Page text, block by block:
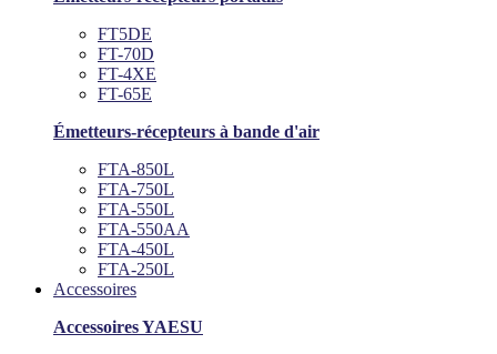
FT5DE
FT-70D
FT-4XE
FT-65E
Émetteurs-récepteurs à bande d'air
FTA-850L
FTA-750L
FTA-550L
FTA-550AA
FTA-450L
FTA-250L
Accessoires
Accessoires YAESU